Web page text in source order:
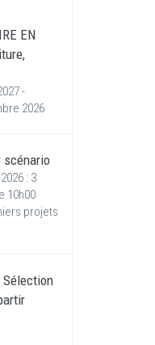
EN
-
2026
scénario
: 3
10h00
projets
Sélection